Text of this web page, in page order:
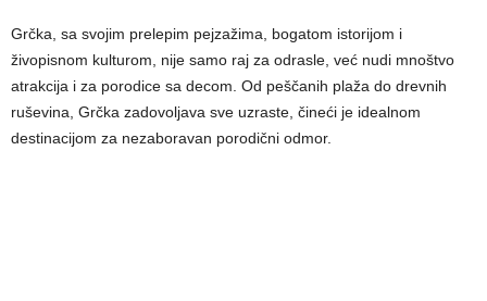
Grčka, sa svojim prelepim pejzažima, bogatom istorijom i
živopisnom kulturom, nije samo raj za odrasle, već nudi mnoštvo
atrakcija i za porodice sa decom. Od peščanih plaža do drevnih
ruševina, Grčka zadovoljava sve uzraste, čineći je idealnom
destinacijom za nezaboravan porodični odmor.